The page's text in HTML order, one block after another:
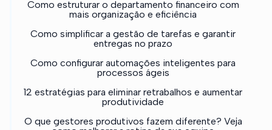
Como estruturar o departamento financeiro com
mais organização e eficiência
Como simplificar a gestão de tarefas e garantir
entregas no prazo
Como configurar automações inteligentes para
processos ágeis
12 estratégias para eliminar retrabalhos e aumentar
produtividade
O que gestores produtivos fazem diferente? Veja